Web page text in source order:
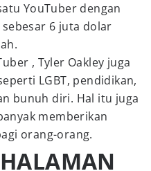
YouTuber dengan
6 juta dolar
, Tyler Oakley juga
LGBT, pendidikan,
bunuh diri. Hal itu juga
memberikan
orang-orang.